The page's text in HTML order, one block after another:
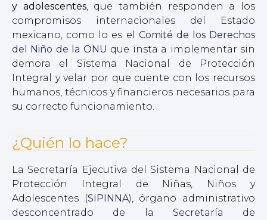
y adolescentes, que también responden a los
compromisos internacionales del Estado
mexicano, como lo es el Comité de los Derechos
del Niño de la ONU que insta a implementar sin
demora el Sistema Nacional de Protección
Integral y velar por que cuente con los recursos
humanos, técnicos y financieros necesarios para
su correcto funcionamiento.
¿Quién lo hace?
La Secretaría Ejecutiva del Sistema Nacional de
Protección Integral de Niñas, Niños y
Adolescentes (SIPINNA), órgano administrativo
desconcentrado de la Secretaría de